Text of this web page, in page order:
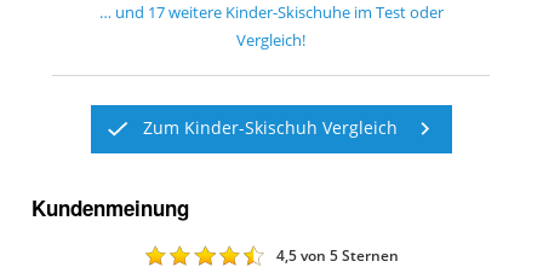
… und 17weitere Kinder-Skischuheim Test oder
Vergleich!
Zum Kinder-Skischuh Vergleich
Kundenmeinung
4,5von 5 Sternen